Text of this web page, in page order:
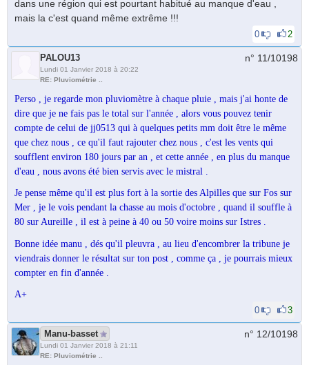
dans une région qui est pourtant habitué au manque d'eau ,
mais la c'est quand même extrême !!!
0 2
PALOU13
Lundi 01 Janvier 2018 à 20:22
RE: Pluviométrie ..
n° 11/10198
Perso , je regarde mon pluviomètre à chaque pluie , mais j'ai honte de
dire que je ne fais pas le total sur l'année , alors vous pouvez tenir
compte de celui de jj0513 qui à quelques petits mm doit être le même
que chez nous , ce qu'il faut rajouter chez nous , c'est les vents qui
soufflent environ 180 jours par an , et cette année , en plus du manque
d'eau , nous avons été bien servis avec le mistral .
Je pense même qu'il est plus fort à la sortie des Alpilles que sur Fos sur
Mer , je le vois pendant la chasse au mois d'octobre , quand il souffle à
80 sur Aureille , il est à peine à 40 ou 50 voire moins sur Istres .
Bonne idée manu , dés qu'il pleuvra , au lieu d'encombrer la tribune je
viendrais donner le résultat sur ton post , comme ça , je pourrais mieux
compter en fin d'année .
A+
0
3
Manu-basset
Lundi 01 Janvier 2018 à 21:11
RE: Pluviométrie ..
n° 12/10198